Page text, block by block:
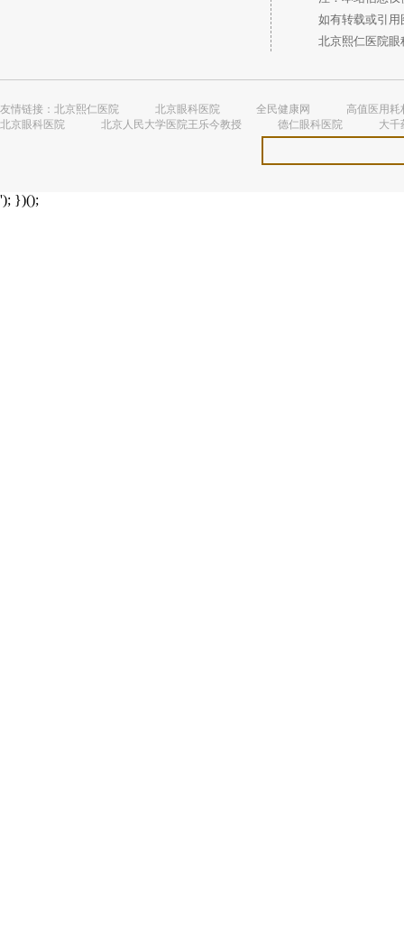
如有转载或引用
北京熙仁医院眼
友情链接： 北京熙仁医院 北京眼科医院 全民健康网
高值医用耗
北京眼科医院
北京人民大学医院王乐今教授 德仁眼科医院 大千
'); })();